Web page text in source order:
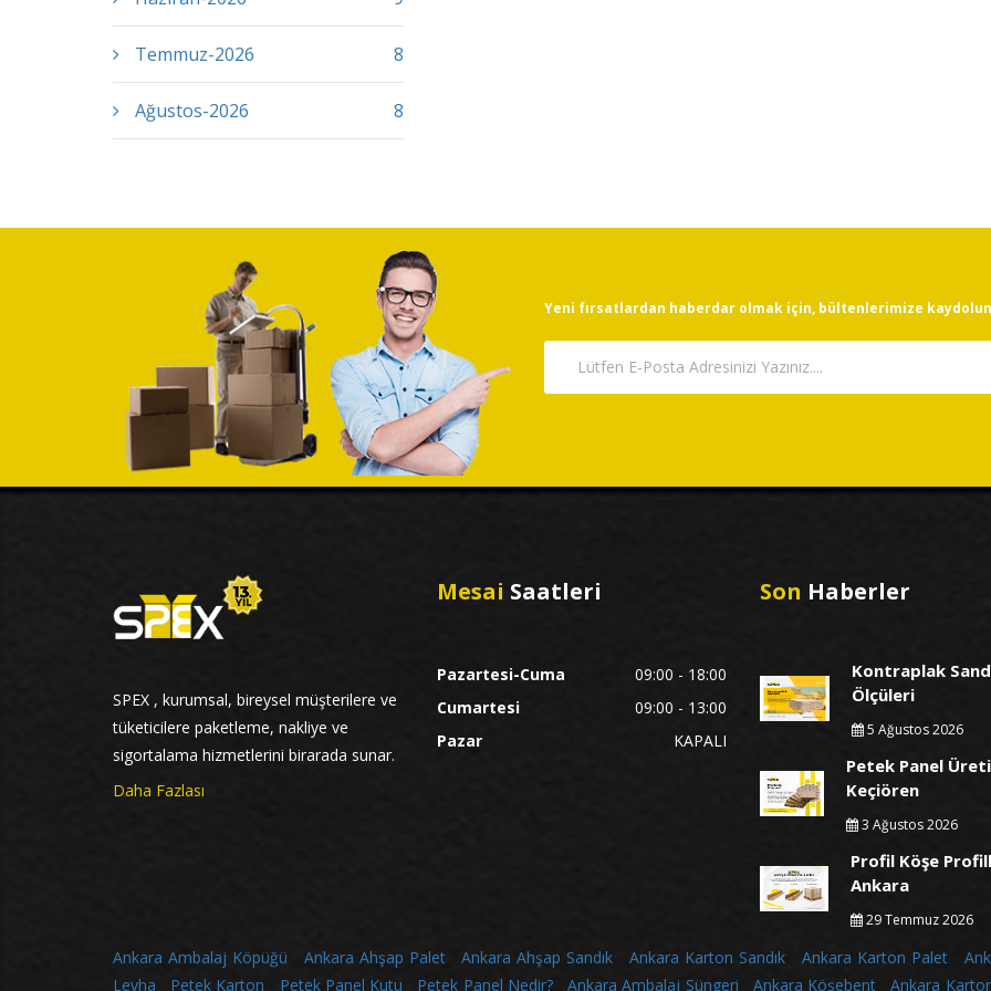
Temmuz-2026 8
Ağustos-2026 8
Yeni fırsatlardan haberdar olmak için, bültenlerimize
SPEX , kurumsal, bireysel müşterilere ve
tüketicilere paketleme, nakliye ve
sigortalama hizmetlerini birarada sunar.
Daha Fazlası
Mesai Saatleri
Pazartesi-Cuma
09:00 - 18:00
Cumartesi
09:00 - 13:00
Pazar
KAPALI
Son Haberler
Kontraplak
Ölçüleri
5 Ağustos 2026
Petek Panel
Keçiören
3 Ağustos 2026
Profil Köşe
Ankara
29 Temmuz 2026
Ankara Ambalaj Köpüğü Ankara Ahşap Palet Ankara Ahşap Sandık Ankara Karton Sandık Ankara Karton Palet
Levha
Petek Karton Petek Panel Kutu Petek Panel Nedir? Ankara Ambalaj Süngeri Ankara Köşebent Ankara